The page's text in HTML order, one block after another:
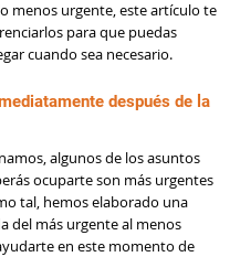
menos urgente, este artículo te
para que puedas
cuando sea necesario.
después de la
algunos de los asuntos
ocuparte son más urgentes
tal, hemos elaborado una
del más urgente al menos
en este momento de